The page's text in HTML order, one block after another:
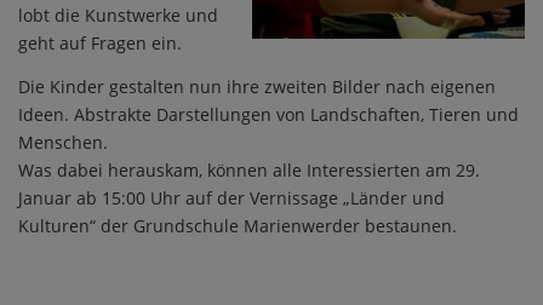
lobt die Kunstwerke und
geht auf Fragen ein.
Die Kinder gestalten nun ihre zweiten Bilder nach eigenen
Ideen. Abstrakte Darstellungen von Landschaften, Tieren und
Menschen.
Was dabei herauskam, können alle Interessierten am 29.
Januar ab 15:00 Uhr auf der Vernissage „Länder und
Kulturen“ der Grundschule Marienwerder bestaunen.